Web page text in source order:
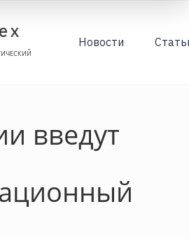
Новости
введут